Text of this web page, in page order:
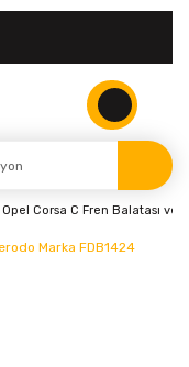
Opel Corsa C Fren Balatası ve